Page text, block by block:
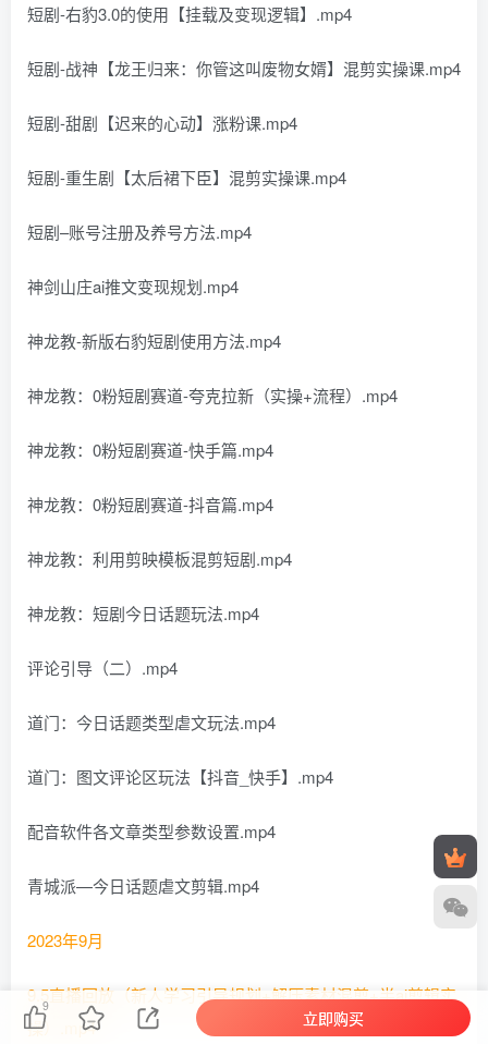
短剧-右豹3.0的使用【挂载及变现逻辑】.mp4
短剧-战神【龙王归来：你管这叫废物女婿】混剪实操课.mp4
短剧-甜剧【迟来的心动】涨粉课.mp4
短剧-重生剧【太后裙下臣】混剪实操课.mp4
短剧–账号注册及养号方法.mp4
神剑山庄ai推文变现规划.mp4
神龙教-新版右豹短剧使用方法.mp4
神龙教：0粉短剧赛道-夸克拉新（实操+流程）.mp4
神龙教：0粉短剧赛道-快手篇.mp4
神龙教：0粉短剧赛道-抖音篇.mp4
神龙教：利用剪映模板混剪短剧.mp4
神龙教：短剧今日话题玩法.mp4
评论引导（二）.mp4
道门：今日话题类型虐文玩法.mp4
道门：图文评论区玩法【抖音_快手】.mp4
配音软件各文章类型参数设置.mp4
青城派—今日话题虐文剪辑.mp4
2023年9月
9.5直播回放（新人学习引导规划+解压素材混剪+半ai剪辑实
操）.mp4
9
立即购买